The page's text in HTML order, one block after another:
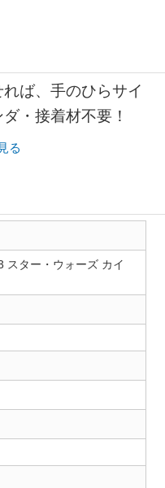
ば、手のひらサイ
・接着材不要！
る
スター・ウォーズ カイ